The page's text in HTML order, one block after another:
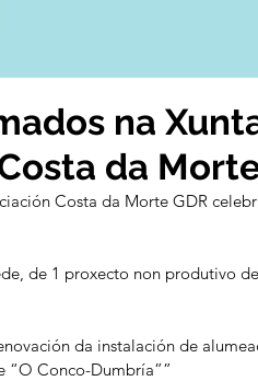
na
da
Costa da Morte GDR
de 1 proxecto non produtivo
da instalación de
Conco-Dumbría””